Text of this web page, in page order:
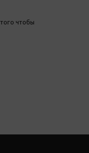
чтобы